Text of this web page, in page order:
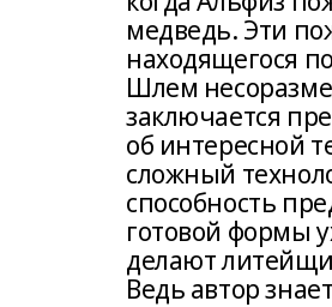
медведь. Эти
находящегося
Шлем
заключается
об интересной
сложный
способность
готовой формы
делают
Ведь автор